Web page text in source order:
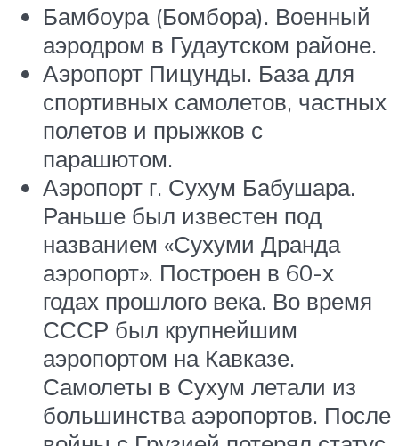
Бамбоура (Бомбора). Военный
аэродром в Гудаутском районе.
Аэропорт Пицунды. База для
спортивных самолетов, частных
полетов и прыжков с
парашютом.
Аэропорт г. Сухум Бабушара.
Раньше был известен под
названием «Сухуми Дранда
аэропорт». Построен в 60-х
годах прошлого века. Во время
СССР был крупнейшим
аэропортом на Кавказе.
Самолеты в Сухум летали из
большинства аэропортов. После